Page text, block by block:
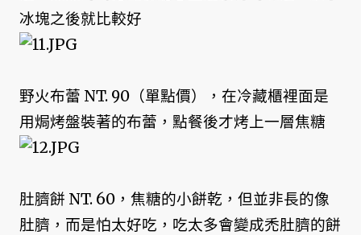
冰塊之後就比較好
野火布蕾 NT. 90（單點價），在冷藏櫃裡面是
用焗烤盤裝著的布蕾，點餐後才烤上一層焦糖
肚臍餅 NT. 60，焦糖的小餅乾，但並非長的像
肚臍，而是怕太好吃，吃太多會變成禿肚臍的餅